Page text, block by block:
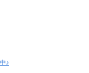
♪